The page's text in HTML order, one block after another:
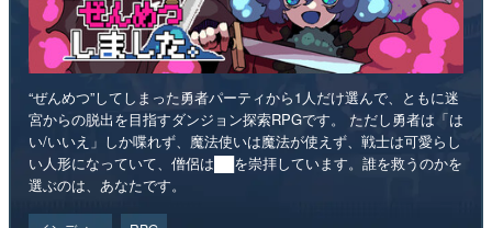
“ぜんめつ”してしまった勇者パーティから1人だけ選んで、ともに迷
宮からの脱出を目指すダンジョン探索RPGです。 ただし勇者は「は
い/いいえ」しか喋れず、魔法使いは魔法が使えず、戦士は可愛らし
い人形になっていて、僧侶は██を崇拝しています。誰を救うのかを
選ぶのは、あなたです。